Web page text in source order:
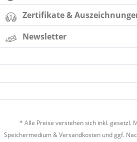
Zertifikate &
Newsletter
* Alle Preise verstehen sich inkl. gesetzl.
Speichermedium &Versandkosten und ggf.